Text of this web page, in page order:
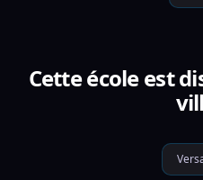
Cette école est